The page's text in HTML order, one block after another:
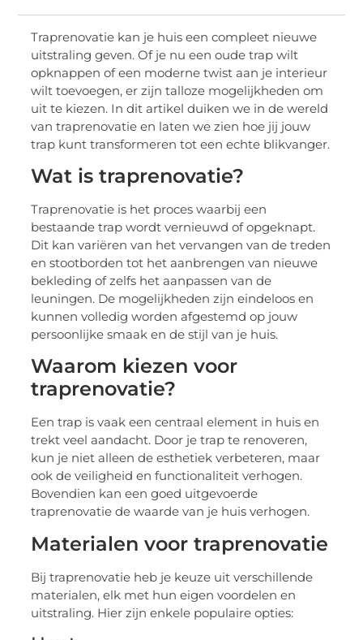
Traprenovatie kan je huis een compleet nieuwe
uitstraling geven. Of je nu een oude trap wilt
opknappen of een moderne twist aan je interieur
wilt toevoegen, er zijn talloze mogelijkheden om
uit te kiezen. In dit artikel duiken we in de wereld
van traprenovatie en laten we zien hoe jij jouw
trap kunt transformeren tot een echte blikvanger.
Wat is traprenovatie?
Traprenovatie is het proces waarbij een
bestaande trap wordt vernieuwd of opgeknapt.
Dit kan variëren van het vervangen van de treden
en stootborden tot het aanbrengen van nieuwe
bekleding of zelfs het aanpassen van de
leuningen. De mogelijkheden zijn eindeloos en
kunnen volledig worden afgestemd op jouw
persoonlijke smaak en de stijl van je huis.
Waarom kiezen voor
traprenovatie?
Een trap is vaak een centraal element in huis en
trekt veel aandacht. Door je trap te renoveren,
kun je niet alleen de esthetiek verbeteren, maar
ook de veiligheid en functionaliteit verhogen.
Bovendien kan een goed uitgevoerde
traprenovatie de waarde van je huis verhogen.
Materialen voor traprenovatie
Bij traprenovatie heb je keuze uit verschillende
materialen, elk met hun eigen voordelen en
uitstraling. Hier zijn enkele populaire opties: